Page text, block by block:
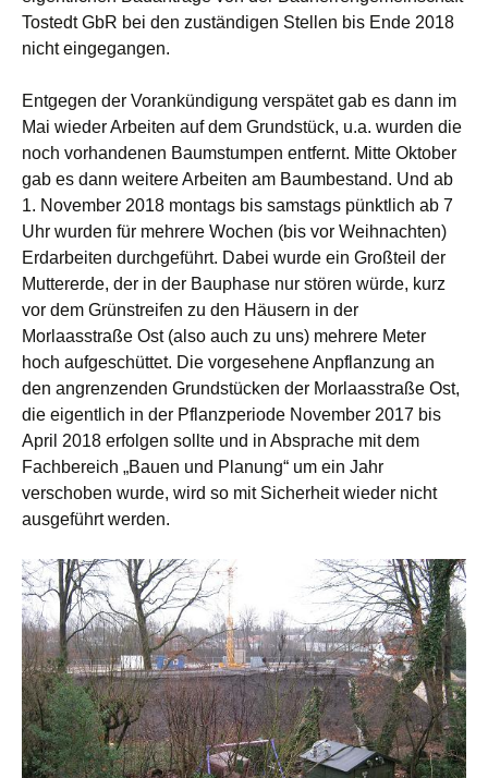
Tostedt GbR bei den zuständigen Stellen bis Ende 2018
nicht eingegangen.
Entgegen der Vorankündigung verspätet gab es dann im
Mai wieder Arbeiten auf dem Grundstück, u.a. wurden die
noch vorhandenen Baumstumpen entfernt. Mitte Oktober
gab es dann weitere Arbeiten am Baumbestand. Und ab
1. November 2018 montags bis samstags pünktlich ab 7
Uhr wurden für mehrere Wochen (bis vor Weihnachten)
Erdarbeiten durchgeführt. Dabei wurde ein Großteil der
Muttererde, der in der Bauphase nur stören würde, kurz
vor dem Grünstreifen zu den Häusern in der
Morlaasstraße Ost (also auch zu uns) mehrere Meter
hoch aufgeschüttet. Die vorgesehene Anpflanzung an
den angrenzenden Grundstücken der Morlaasstraße Ost,
die eigentlich in der Pflanzperiode November 2017 bis
April 2018 erfolgen sollte und in Absprache mit dem
Fachbereich „Bauen und Planung“ um ein Jahr
verschoben wurde, wird so mit Sicherheit wieder nicht
ausgeführt werden.